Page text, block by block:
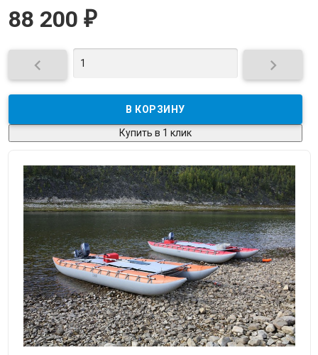
88 200 ₽
 
Купить в 1 клик